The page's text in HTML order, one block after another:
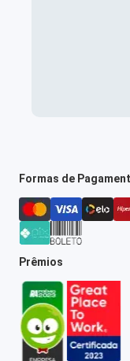
Formas de
Prêmios